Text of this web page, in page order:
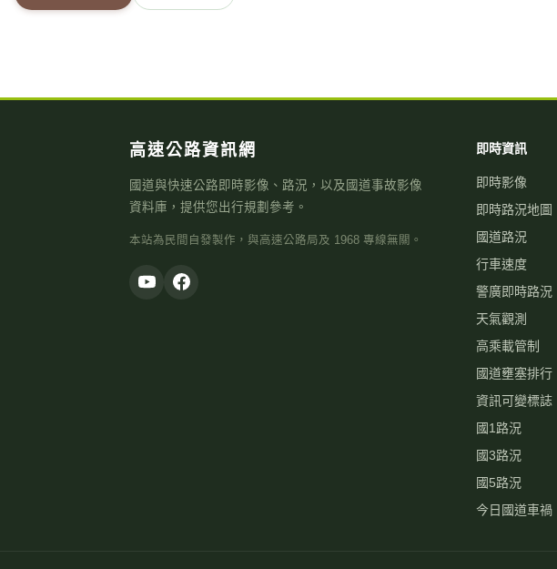
高速公路資訊網
國道與快速公路即時影像、路況，以及國道事故影像
資料庫，提供您出行規劃參考。
本站為民間自發製作，與高速公路局及 1968 專線無關。
即時資訊
即時影像
即時路況地圖
國道路況
行車速度
警廣即時路況
天氣觀測
高乘載管制
國道壅塞排行
資訊可變標誌
國1路況
國3路況
國5路況
今日國道車禍